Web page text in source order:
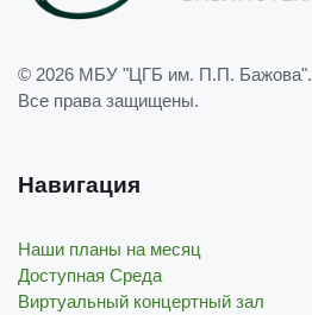
© 2026 МБУ "ЦГБ им. П.П. Бажова".
Все права защищены.
Навигация
Наши планы на месяц
Доступная Среда
Виртуальный концертный зал